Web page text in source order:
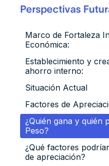
Perspectivas
Marco de Fortaleza
Económica:
Establecimiento y
ahorro interno:
Situación Actual
Factores de
¿Quién gana y quién
Peso?
¿Qué factores
de apreciación?